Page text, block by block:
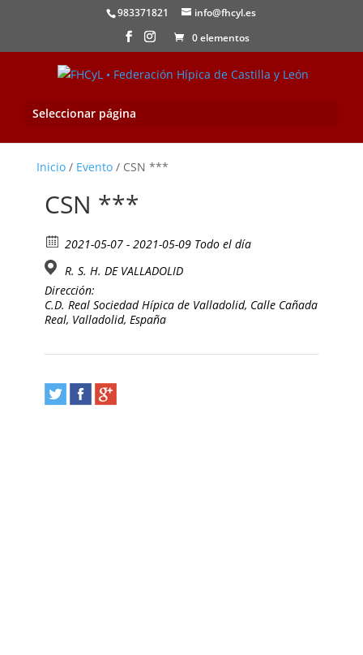
983371821
info@fhcyl.es
0 elementos
Seleccionar página
Inicio/ Evento/ CSN ***
CSN ***
2021-05-07 - 2021-05-09 Todo el día
R. S. H. DE VALLADOLID
Dirección:
C.D. Real Sociedad Hípica de Valladolid, Calle Cañada
Real, Valladolid, España